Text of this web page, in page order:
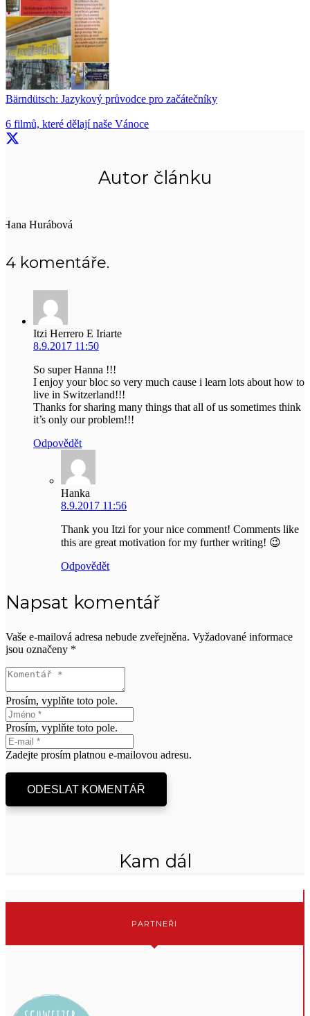
Bärndütsch: Jazykový průvodce pro začátečníky
6 filmů, které dělají naše Vánoce
Autor článku
Hana Hurábová
4 komentáře.
Itzi Herrero E Iriarte
8.9.2017 11:50
So super Hanna !!!
I enjoy your bloc so very much cause i learn lots about how to
live in Switzerland!!!
Thanks for sharing many things that all of us sometimes think
it’s only our problem!!!
Odpovědět
Hanka
8.9.2017 11:56
Thank you Itzi for your nice comment! Comments like
this are great motivation for my further writing! 😉
Odpovědět
Napsat komentář
Vaše e-mailová adresa nebude zveřejněna. Vyžadované informace
jsou označeny *
Prosím, vyplňte toto pole.
Prosím, vyplňte toto pole.
Zadejte prosím platnou e-mailovou adresu.
ODESLAT KOMENTÁŘ
Kam dál
PARTNEŘI